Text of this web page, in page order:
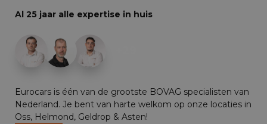
Al 25 jaar alle expertise in huis
Eurocars is één van de grootste BOVAG specialisten van
Nederland. Je bent van harte welkom op onze locaties in
Oss, Helmond, Geldrop & Asten!